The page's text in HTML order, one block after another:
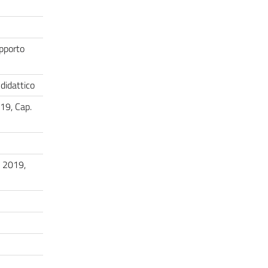
Cap.
2019,